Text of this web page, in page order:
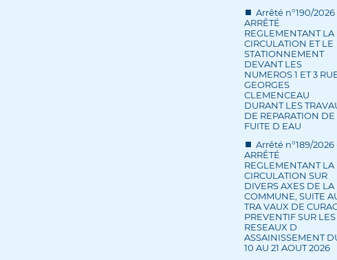
Arrêté n°190/2026
ARRÊTÉ
REGLEMENTANT LA
CIRCULATION ET LE
STATIONNEMENT
DEVANT LES
NUMEROS 1 ET 3
GEORGES
CLEMENCEAU
DURANT LES
DE REPARATION DE
FUITE D EAU
Arrêté n°189/2026
ARRÊTÉ
REGLEMENTANT LA
CIRCULATION SUR
DIVERS AXES DE LA
COMMUNE, SUITE
TRA VAUX DE
PREVENTIF SUR LES
RESEAUX D
ASSAINISSEMENT
10 AU 21 AOUT 2026